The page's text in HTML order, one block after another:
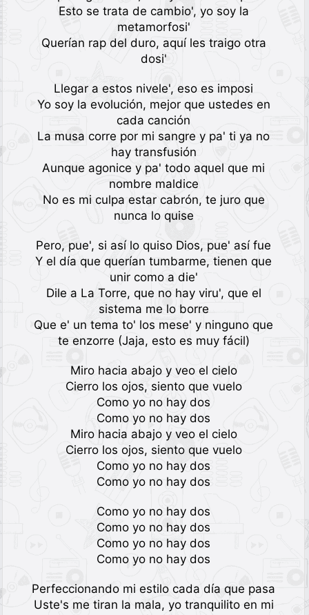
Esto se trata de cambio', yo soy la
metamorfosi'
Querían rap del duro, aquí les traigo otra
dosi'
Llegar a estos nivele', eso es imposi
Yo soy la evolución, mejor que ustedes en
cada canción
La musa corre por mi sangre y pa' ti ya no
hay transfusión
Aunque agonice y pa' todo aquel que mi
nombre maldice
No es mi culpa estar cabrón, te juro que
nunca lo quise
Pero, pue', si así lo quiso Dios, pue' así fue
Y el día que querían tumbarme, tienen que
unir como a die'
Dile a La Torre, que no hay viru', que el
sistema me lo borre
Que e' un tema to' los mese' y ninguno que
te enzorre (Jaja, esto es muy fácil)
Miro hacia abajo y veo el cielo
Cierro los ojos, siento que vuelo
Como yo no hay dos
Como yo no hay dos
Miro hacia abajo y veo el cielo
Cierro los ojos, siento que vuelo
Como yo no hay dos
Como yo no hay dos
Como yo no hay dos
Como yo no hay dos
Como yo no hay dos
Como yo no hay dos
Perfeccionando mi estilo cada día que pasa
Uste's me tiran la mala, yo tranquilito en mi